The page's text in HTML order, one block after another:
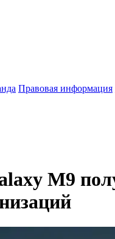
Правовая информация
M9